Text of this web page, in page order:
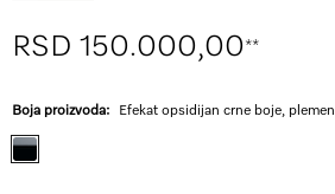
RSD 150.000,00**
Boja proizvoda: Efekat opsidijan crne boje,